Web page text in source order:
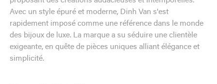
Avec un style épuré et moderne, Dinh Van s'est
rapidement imposé comme une référence dans le monde
des bijoux de luxe. La marque a su séduire une clientèle
exigeante, en quête de pièces uniques alliant élégance et
simplicité.